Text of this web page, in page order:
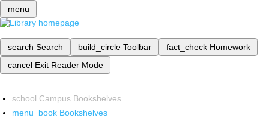
menu
search Search build_circle Toolbar fact_check Homework
cancel Exit Reader Mode
school Campus Bookshelves
menu_book Bookshelves